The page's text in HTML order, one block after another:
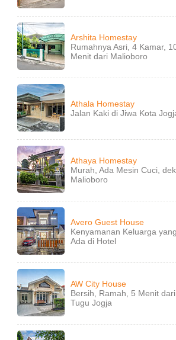
Arshita Homestay
Rumahnya Asri, 4 Kamar,
Menit dari Malioboro
Athala Homestay
Jalan Kaki di Jiwa Kota
Athaya Homestay
Murah, Ada Mesin Cuci,
Malioboro
Avero Guest House
Kenyamanan Keluarga
Ada di Hotel
AW City House
Bersih, Ramah, 5 Menit dari
Tugu Jogja